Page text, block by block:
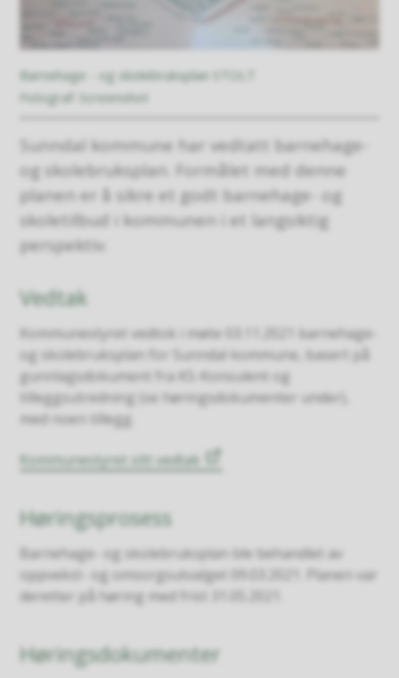
Barnehage - og skolebruksplan STOLT
Screenshot
Sunndal kommune har vedtatt barnehage-
og skolebruksplan. Formålet med denne
planen er å sikre et godt barnehage- og
skoletilbud i kommunen i et langsiktig
perspektiv.
Vedtak
Kommunestyret vedtok i møte 03.11.2021 barnehage-
og skolebruksplan for Sunndal kommune, basert på
gunnlagsdokument fra KS-Konsulent og
tilleggsutredning (se høringsdokumenter under),
med noen tillegg.
Kommunestyret sitt vedtak
Høringsprosess
Barnehage- og skolebruksplan ble behandlet av
oppvekst- og omsorgsutvalget 09.03.2021. Planen var
deretter på høring med frist 31.05.2021.
Høringsdokumenter